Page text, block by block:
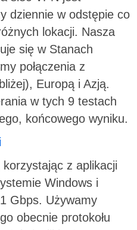
dziennie w odstępie co
lokacji. Nasza
się w Stanach
połączenia z
Europą i Azją.
w tych 9 testach
końcowego wyniku.
z aplikacji
Windows i
Gbps. Używamy
obecnie protokołu